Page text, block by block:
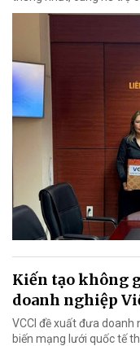
Kiến tạo không
doanh nghiệp
VCCI đề xuất đưa
biến mạng lưới quốc tế